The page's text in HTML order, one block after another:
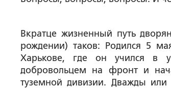
Вкратце жизненный путь
рождении) таков: Родился 5
Харькове, где он учился в
добровольцем на фронт и
туземной дивизии. Дважды